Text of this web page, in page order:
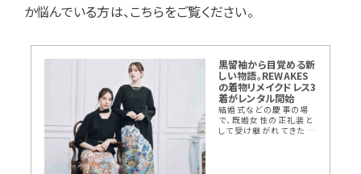
か悩んでいる方は、こちらをご覧ください。
黒留袖から目覚める新
しい物語。REWAKES
の着物リメイクドレス3
着がレンタル開始
結婚式などの慶事の場
で、既婚女性の正礼装と
して受け継がれてきた黒